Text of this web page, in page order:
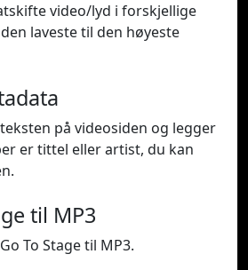
video/lyd i forskjellige
laveste til den høyeste
på videosiden og legger
er tittel eller artist, du kan
til MP3
To Stage til MP3.